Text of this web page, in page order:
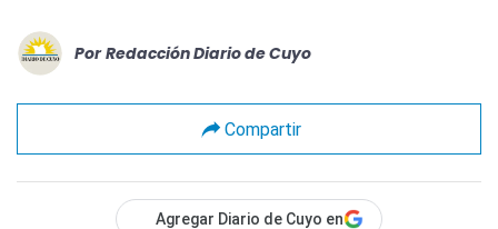
Por Redacción Diario de Cuyo
Compartir
Agregar Diario de Cuyo en